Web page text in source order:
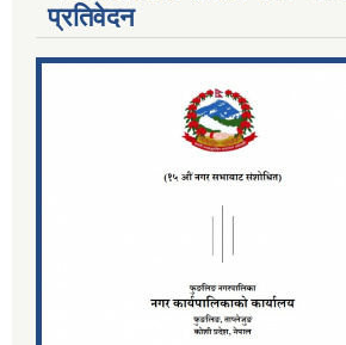
प्रतिवेदन